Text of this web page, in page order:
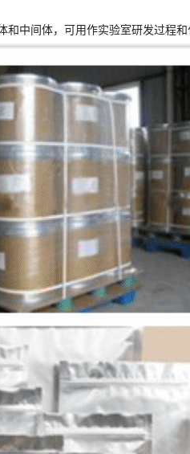
和中间体，可用作实验室研发过程